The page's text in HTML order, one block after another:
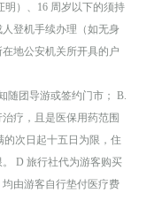
明）、16 周岁以下的须持
登机手续办理（如无身
地公安机关所开具的户
随团导游或签约门市； B.
疗，且是医保用药范围
的次日起十五日为限，住
D 旅行社代为游客购买
由游客自行垫付医疗费